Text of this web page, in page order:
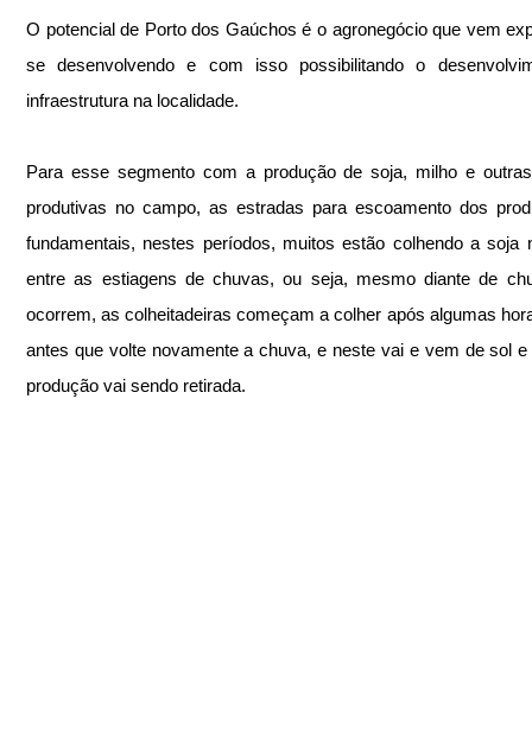
O potencial de Porto dos Gaúchos é o agronegócio que vem
se desenvolvendo e com isso possibilitando o
infraestrutura na localidade.
Para esse segmento com a produção de soja, milho e
produtivas no campo, as estradas para escoamento dos
fundamentais, nestes períodos, muitos estão colhendo a soja
entre as estiagens de chuvas, ou seja, mesmo diante de
ocorrem, as colheitadeiras começam a colher após algumas
antes que volte novamente a chuva, e neste vai e vem de sol
produção vai sendo retirada.